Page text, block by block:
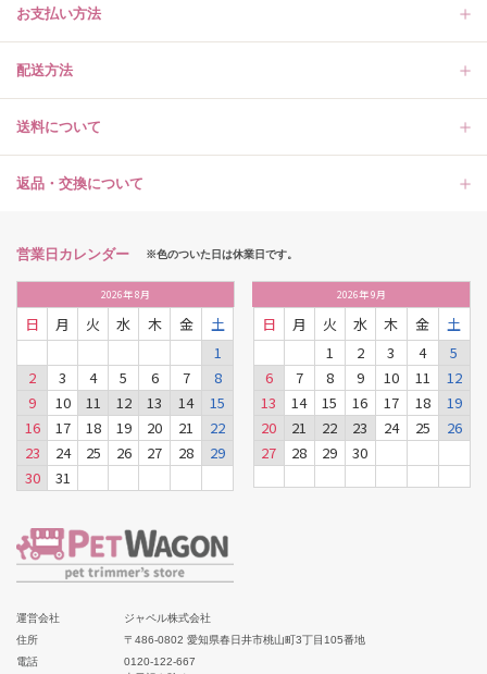
お支払い方法
配送方法
送料について
返品・交換について
営業日カレンダー ※色のついた日は休業日です。
2026年8月
日 月 火 水 木 金
土
1
2
3 4 5 6 7
8
9
10 11 12 13 14
15
16
17 18 19 20 21
22
23
24 25 26 27 28
29
30
31
2026年9月
日 月 火 水 木 金
土
1
2 3 4
5
6
7 8 9 10 11
12
13
14 15 16 17 18
19
20
21 22 23 24 25
26
27
28 29 30
運営会社
ジャペル株式会社
住所
〒486-0802 愛知県春日井市桃山町3丁目105番地
電話
0120-122-667